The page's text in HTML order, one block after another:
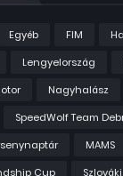
Egyéb FIM
Lengyelország
Nagyhalász
SpeedWolf Team
MAMS
Cup